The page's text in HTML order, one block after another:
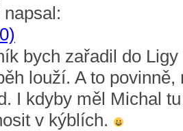
napsal:
bych zařadil do
louží. A to
I kdyby měl Michal
v kýblích.